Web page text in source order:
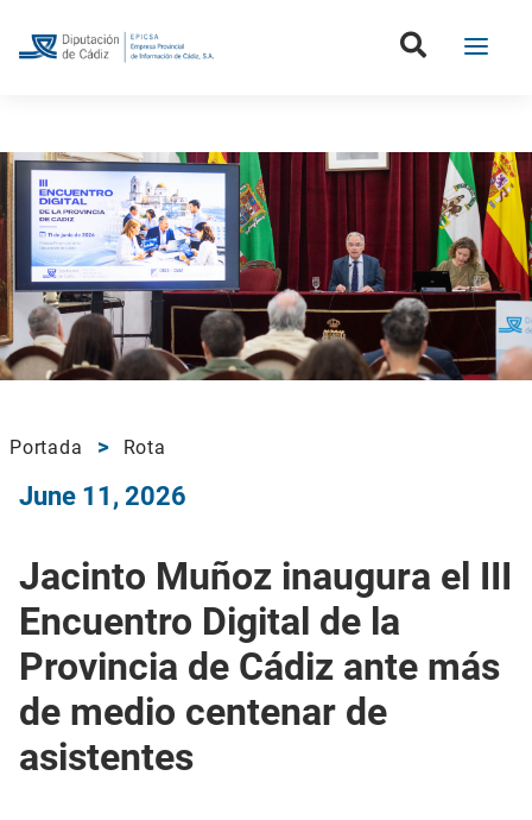
Portada Rota
June 11, 2026
Jacinto Muñoz inaugura el III
Encuentro Digital de la
Provincia de Cádiz ante más
de medio centenar de
asistentes